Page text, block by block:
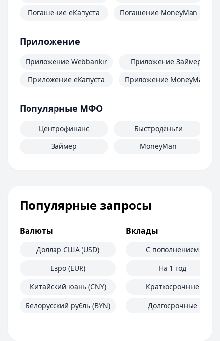
Погашение еКапуста
Погашение MoneyMan
Приложение
Приложение Webbankir
Приложение еКапуста
Приложение Займер
Приложение MoneyMan
Популярные МФО
Центрофинанс
Займер
Быстроденьги
MoneyMan
Популярные запросы
Валюты
Доллар США (USD)
Евро (EUR)
Китайский юань (CNY)
Белорусский рубль (BYN)
Вклады
С пополнением
На 1 год
Краткосрочные
Долгосрочные